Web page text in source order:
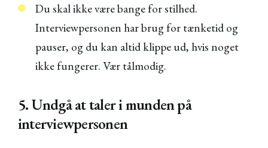
Du skal ikke være bange for stilhed.
Interviewpersonen har brug for tænketid og
pauser, og du kan altid klippe ud, hvis noget
ikke fungerer. Vær tålmodig.
5. Undgå at taler i munden på
interviewpersonen